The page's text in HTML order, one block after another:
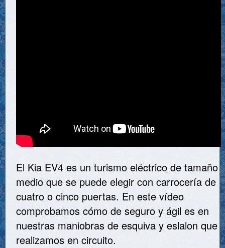
El Kia EV4 es un turismo eléctrico de tamaño
medio que se puede elegir con carrocería de
cuatro o cinco puertas. En este vídeo
comprobamos cómo de seguro y ágil es en
nuestras maniobras de esquiva y eslalon que
realizamos en circuito.